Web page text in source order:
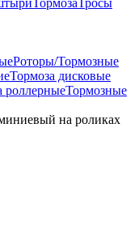
ТормозаТросы
Роторы/Тормозные
Тормоза дисковые
роллерныеТормозные
на роликах